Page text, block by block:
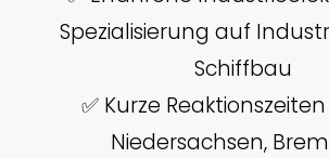
Spezialisierung auf
Schiffbau
✅ Kurze
Niedersachsen,